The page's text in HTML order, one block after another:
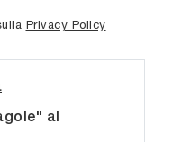
Privacy Policy
al